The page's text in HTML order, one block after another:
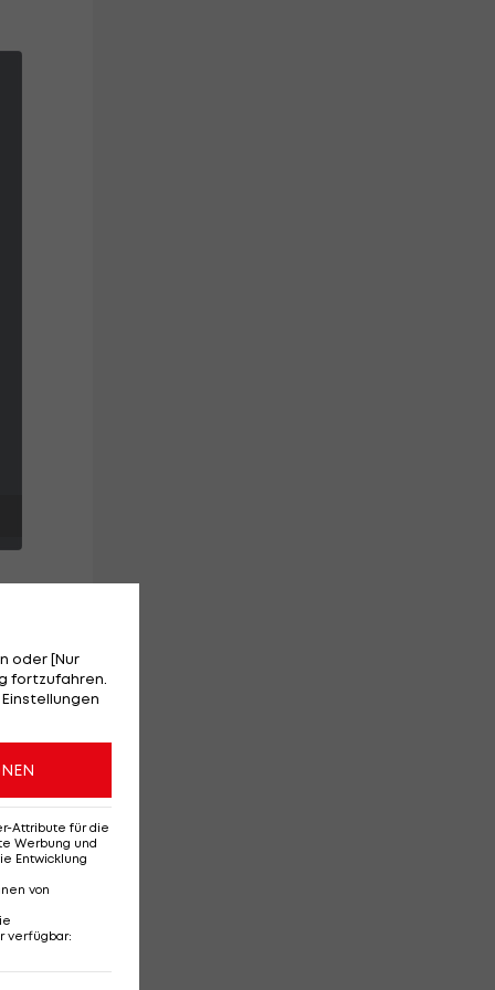
oder [Nur
fortzufahren.
Attribute für die
Werbung und
Entwicklung
von
verfügbar: